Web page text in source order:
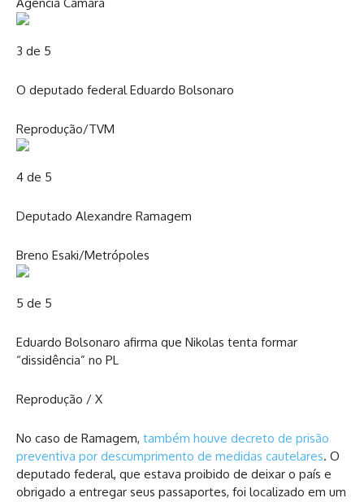
3 de 5
O deputado federal Eduardo Bolsonaro
Reprodução/TVM
4 de 5
Deputado Alexandre Ramagem
Breno Esaki/Metrópoles
5 de 5
Eduardo Bolsonaro afirma que Nikolas tenta formar
“dissidência” no PL
Reprodução / X
No caso de Ramagem, também houve decreto de prisão
preventiva por descumprimento de medidas cautelares. O
deputado federal, que estava proibido de deixar o país e
obrigado a entregar seus passaportes, foi localizado em um